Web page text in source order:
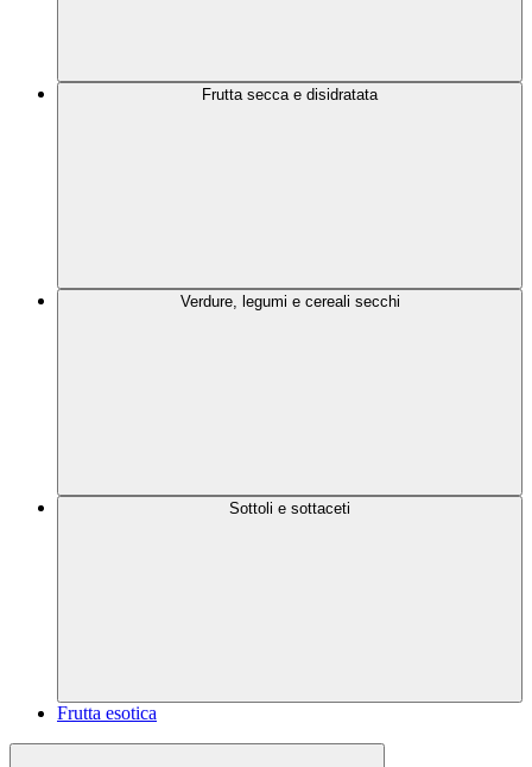
Frutta secca e disidratata
Verdure, legumi e cereali secchi
Sottoli e sottaceti
Frutta esotica